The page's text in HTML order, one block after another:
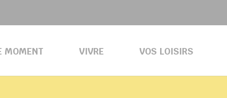
MOMENT VIVRE VOS LOISIRS